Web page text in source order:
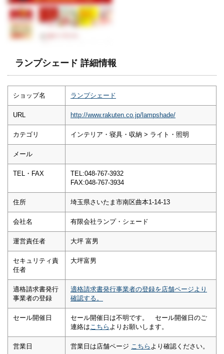
ランプシェード 詳細情報
ショップ名 ランプシェード
URL http://www.rakuten.co.jp/lampshade/
カテゴリ インテリア・寝具・収納 > ライト・照明
メール
TEL・FAX
TEL:048-767-3932
FAX:048-767-3934
住所 埼玉県さいたま市南区曲本1-14-13
会社名 有限会社ランプ・シェード
運営責任者 大坪 富男
セキュリティ責
任者
大坪富男
適格請求書発行
事業者の登録
適格請求書発行事業者の登録を店舗ページより
確認する。
セール開催日
セール開催日は不明です。 セール開催日のご
連絡は こちら よりお願いします。
営業日 営業日は店舗ページ こちら より確認ください。